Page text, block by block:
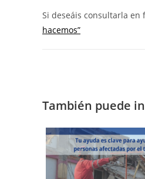
Si deseáis consultarla
hacemos”
También puede